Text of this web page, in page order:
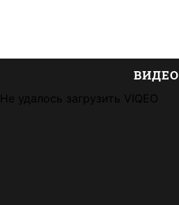
ВИДЕО
Не удалось загрузить VIQEO